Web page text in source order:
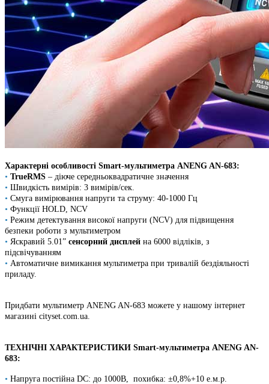
Характерні особливості Smart-мультиметра ANENG AN-683:
• TrueRMS – діюче середньоквадратичне значення
• Швидкість вимірів: 3 вимірів/сек.
• Смуга вимірювання напруги та струму: 40-1000 Гц
• Функції HOLD, NCV
• Режим детектування високої напруги (NCV) для підвищення
безпеки роботи з мультиметром
• Яскравий 5.01” сенсорний дисплей на 6000 відліків, з
підсвічуванням
• Автоматичне вимикання мультиметра при тривалій бездіяльності
приладу.
Придбати мультиметр ANENG AN-683 можете у нашому інтернет
магазині cityset.com.ua.
ТЕХНІЧНІ ХАРАКТЕРИСТИКИ Smart-мультиметра ANENG AN-
683:
• Напруга постійна DC: до 1000В, похибка: ±0,8%+10 е.м.р.